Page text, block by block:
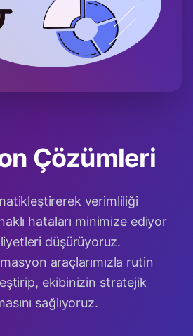
Çözümleri
verimliliği
hataları minimize ediyor
düşürüyoruz.
araçlarımızla rutin
ekibinizin stratejik
sağlıyoruz.